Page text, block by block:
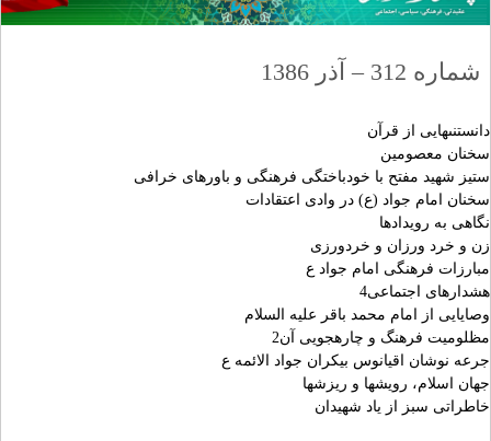
شماره 312 – آذر 1386
دانستنى‏هايى از قرآن‏
سخنان معصومين‏
ستيز شهيد مفتح با خودباختگى فرهنگى و باورهاى خرافى‏
سخنان امام جواد (ع) در وادى اعتقادات‏
نگاهى به رويدادها
زن و خرد ورزان و خردورزى‏
مبارزات فرهنگى امام جواد ع
هشدارهاى اجتماعى4
وصايايى از امام محمد باقر عليه السلام‏
مظلوميت فرهنگ و چاره‏جويى آن2
جرعه نوشان اقيانوس بيكران جواد الائمه ع
جهان اسلام، رويش‏ها و ريزش‏ها
خاطراتى سبز از ياد شهيدان‏